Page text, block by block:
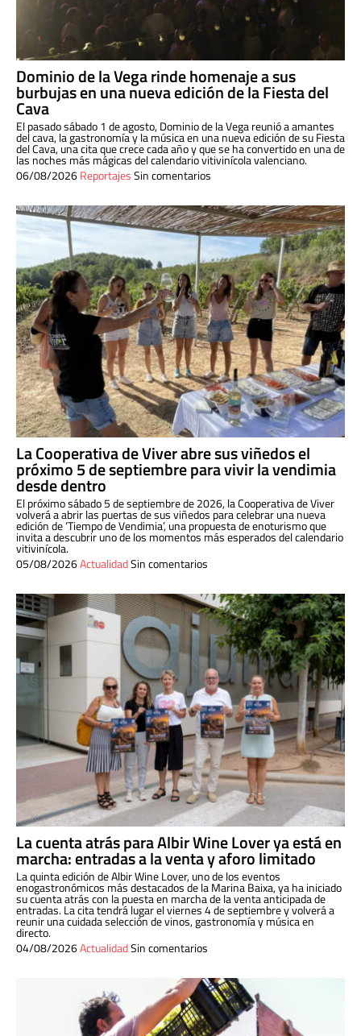
Dominio de la Vega rinde homenaje a sus
burbujas en una nueva edición de la Fiesta del
Cava
El pasado sábado 1 de agosto, Dominio de la Vega reunió a amantes
del cava, la gastronomía y la música en una nueva edición de su Fiesta
del Cava, una cita que crece cada año y que se ha convertido en una de
las noches más mágicas del calendario vitivinícola valenciano.
06/08/2026ReportajesSin comentarios
La Cooperativa de Viver abre sus viñedos el
próximo 5 de septiembre para vivir la vendimia
desde dentro
El próximo sábado 5 de septiembre de 2026, la Cooperativa de Viver
volverá a abrir las puertas de sus viñedos para celebrar una nueva
edición de ‘Tiempo de Vendimia’, una propuesta de enoturismo que
invita a descubrir uno de los momentos más esperados del calendario
vitivinícola.
05/08/2026ActualidadSin comentarios
La cuenta atrás para Albir Wine Lover ya está en
marcha: entradas a la venta y aforo limitado
La quinta edición de Albir Wine Lover, uno de los eventos
enogastronómicos más destacados de la Marina Baixa, ya ha iniciado
su cuenta atrás con la puesta en marcha de la venta anticipada de
entradas. La cita tendrá lugar el viernes 4 de septiembre y volverá a
reunir una cuidada selección de vinos, gastronomía y música en
directo.
04/08/2026ActualidadSin comentarios